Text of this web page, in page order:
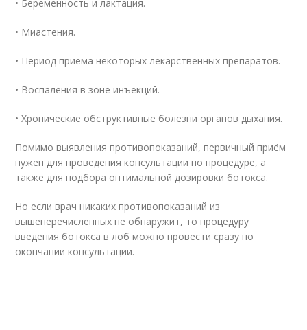
• Беременность и лактация.
• Миастения.
• Период приёма некоторых лекарственных препаратов.
• Воспаления в зоне инъекций.
• Хронические обструктивные болезни органов дыхания.
Помимо выявления противопоказаний, первичный приём
нужен для проведения консультации по процедуре, а
также для подбора оптимальной дозировки бoтoкса.
Но если врач никаких противопоказаний из
вышеперечисленных не обнаружит, то процедуру
введения бoтoкса в лоб можно провести сразу по
окончании консультации.